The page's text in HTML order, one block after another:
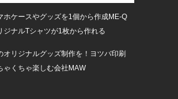
ホケースやグッズを1個から作成ME-Q
ジナルTシャツが1枚から作れる
オリジナルグッズ制作を！ヨツバ印刷
ゃくちゃ楽しむ会社MAW